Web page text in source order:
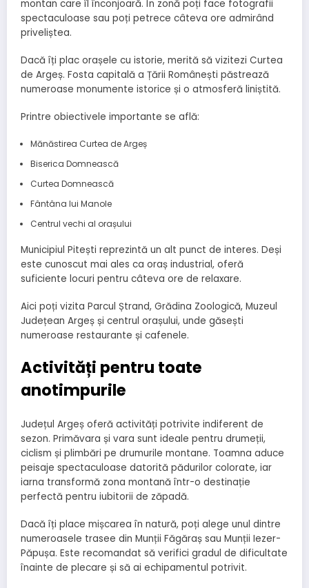
montan care îl înconjoară. În zonă poți face fotografii
spectaculoase sau poți petrece câteva ore admirând
priveliștea.
Dacă îți plac orașele cu istorie, merită să vizitezi Curtea
de Argeș. Fosta capitală a Țării Românești păstrează
numeroase monumente istorice și o atmosferă liniștită.
Printre obiectivele importante se află:
Mănăstirea Curtea de Argeș
Biserica Domnească
Curtea Domnească
Fântâna lui Manole
Centrul vechi al orașului
Municipiul Pitești reprezintă un alt punct de interes. Deși
este cunoscut mai ales ca oraș industrial, oferă
suficiente locuri pentru câteva ore de relaxare.
Aici poți vizita Parcul Ștrand, Grădina Zoologică, Muzeul
Județean Argeș și centrul orașului, unde găsești
numeroase restaurante și cafenele.
Activități pentru toate
anotimpurile
Județul Argeș oferă activități potrivite indiferent de
sezon. Primăvara și vara sunt ideale pentru drumeții,
ciclism și plimbări pe drumurile montane. Toamna aduce
peisaje spectaculoase datorită pădurilor colorate, iar
iarna transformă zona montană într-o destinație
perfectă pentru iubitorii de zăpadă.
Dacă îți place mișcarea în natură, poți alege unul dintre
numeroasele trasee din Munții Făgăraș sau Munții Iezer-
Păpușa. Este recomandat să verifici gradul de dificultate
înainte de plecare și să ai echipamentul potrivit.